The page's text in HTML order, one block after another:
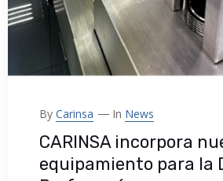
By Carinsa In News
CARINSA incorpora
equipamiento para la